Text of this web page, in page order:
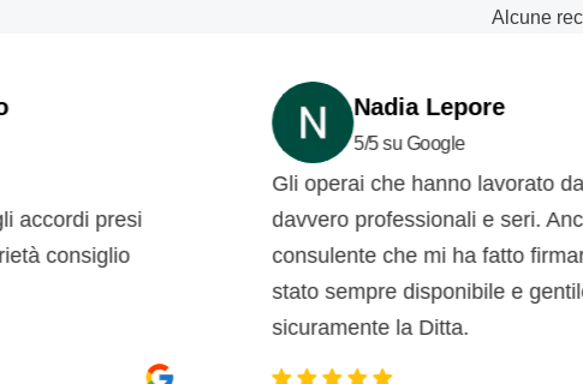
Alcune
presi
Nadia Lepore
5/5 su Google
Gli operai che hanno lavorato da me,
davvero professionali e seri. Anche
consulente che mi ha fatto firmare il
stato sempre disponibile e gentile.
sicuramente la Ditta.